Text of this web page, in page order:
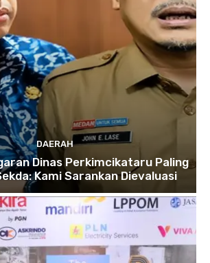
DAERAH
Dinas Perkimcikataru Paling
Kami Sarankan Dievaluasi